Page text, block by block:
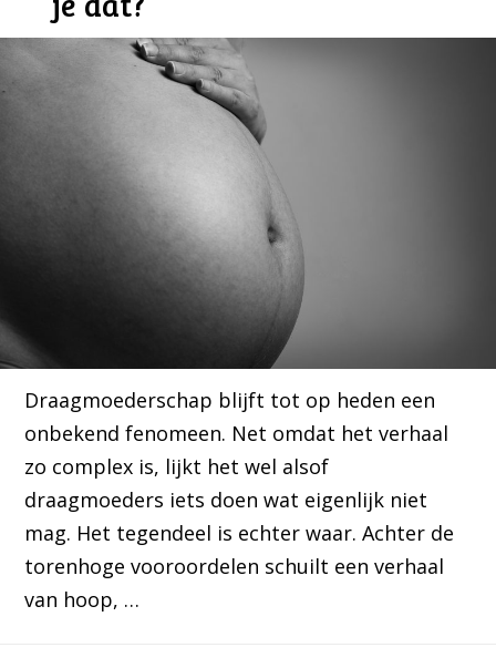
Draagmoederschap blijft tot op heden een
onbekend fenomeen. Net omdat het verhaal
zo complex is, lijkt het wel alsof
draagmoeders iets doen wat eigenlijk niet
mag. Het tegendeel is echter waar. Achter de
torenhoge vooroordelen schuilt een verhaal
van hoop, …